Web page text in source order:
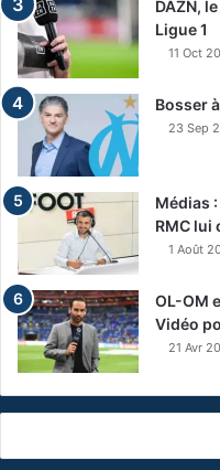
DAZN,
Ligue 1
11 Oct
Bosser
23 Sep
Médias
RMC
1 Août
OL-OM
Vidéo
21 Avr